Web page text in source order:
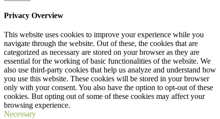
Privacy Overview
This website uses cookies to improve your experience while you
navigate through the website. Out of these, the cookies that are
categorized as necessary are stored on your browser as they are
essential for the working of basic functionalities of the website. We
also use third-party cookies that help us analyze and understand how
you use this website. These cookies will be stored in your browser
only with your consent. You also have the option to opt-out of these
cookies. But opting out of some of these cookies may affect your
browsing experience.
Necessary